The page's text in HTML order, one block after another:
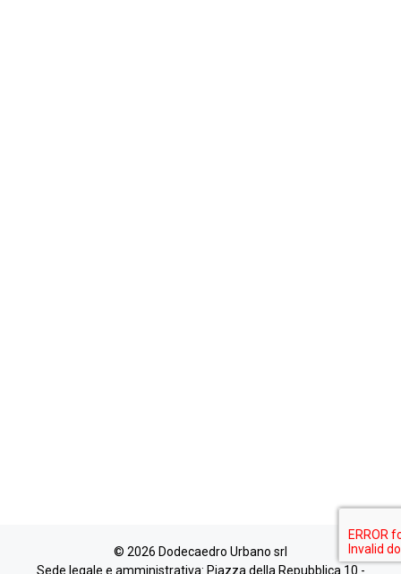
© 2026 Dodecaedro Urbano srl
Sede legale e amministrativa: Piazza della Repubblica 10 -